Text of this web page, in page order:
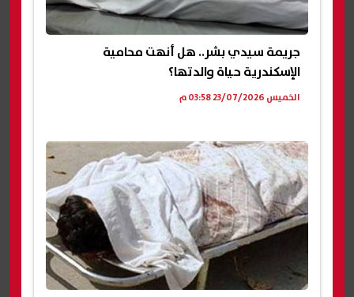
جريمة سيدي بشر.. هل أنهت محامية
الإسكندرية حياة والدتها؟
الخميس 23/07/2026 03:58 م